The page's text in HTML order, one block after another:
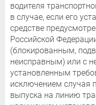
водителя
в случае, если его
средстве
Российской
(блокированным,
неисправным) или с
установленным
исключением случая
выпуска на линию